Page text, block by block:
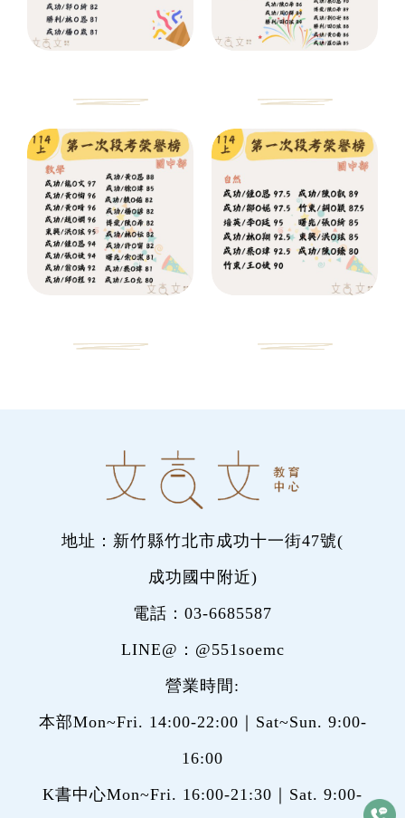
地址：新竹縣竹北市成功十一街47號(
成功國中附近)
電話： 03-6685587
LINE@： @551soemc
營業時間:
本部Mon~Fri. 14:00-22:00｜Sat~Sun. 9:00-
16:00
K書中心Mon~Fri. 16:00-21:30｜Sat. 9:00-